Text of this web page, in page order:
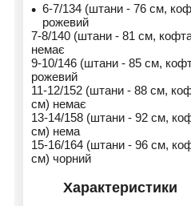
6-7/134 (штани - 76 см,
рожевий
7-8/140 (штани - 81 см,
немає
9-10/146 (штани - 85 см,
рожевий
11-12/152 (штани - 88 см,
см) немає
13-14/158 (штани - 92 см,
см) нема
15-16/164 (штани - 96 см,
см) чорний
Характеристики